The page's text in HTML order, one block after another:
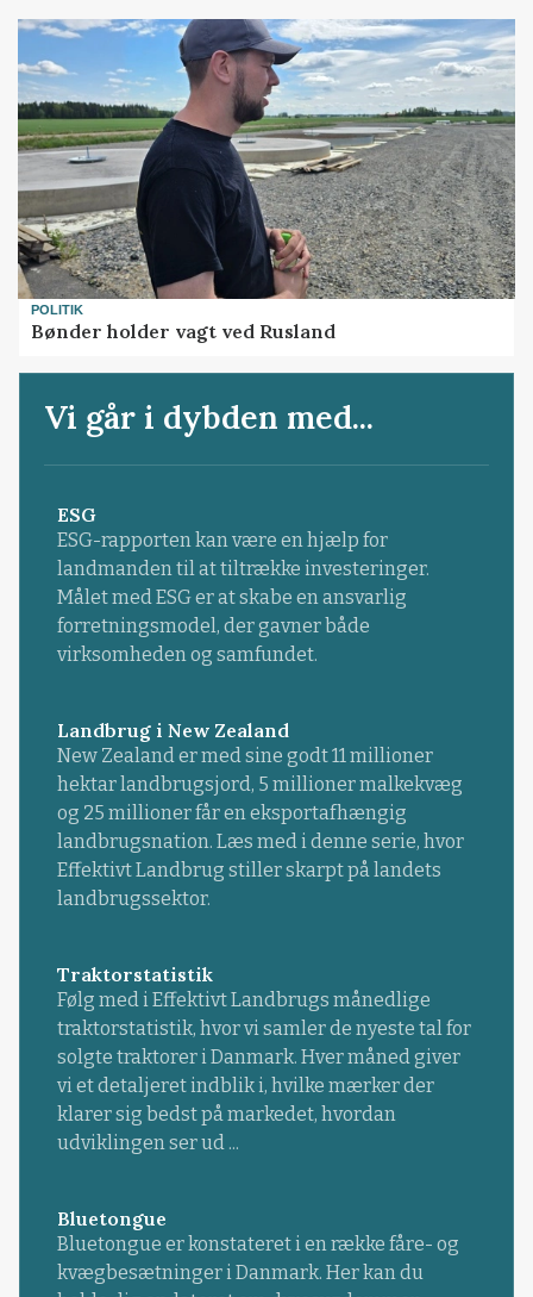
POLITIK
Bønder holder vagt ved Rusland
Vi går i dybden med...
ESG
ESG-rapporten kan være en hjælp for
landmanden til at tiltrække investeringer.
Målet med ESG er at skabe en ansvarlig
forretningsmodel, der gavner både
virksomheden og samfundet.
Landbrug i New Zealand
New Zealand er med sine godt 11 millioner
hektar landbrugsjord, 5 millioner malkekvæg
og 25 millioner får en eksportafhængig
landbrugsnation. Læs med i denne serie, hvor
Effektivt Landbrug stiller skarpt på landets
landbrugssektor.
Traktorstatistik
Følg med i Effektivt Landbrugs månedlige
traktorstatistik, hvor vi samler de nyeste tal for
solgte traktorer i Danmark. Hver måned giver
vi et detaljeret indblik i, hvilke mærker der
klarer sig bedst på markedet, hvordan
udviklingen ser ud ...
Bluetongue
Bluetongue er konstateret i en række fåre- og
kvægbesætninger i Danmark. Her kan du